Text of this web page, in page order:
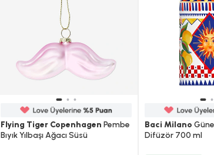
Flying Tiger Copenhagen Pembe
Bıyık Yılbaşı Ağacı Süsü
Baci Milano
Difüzör 700 ml